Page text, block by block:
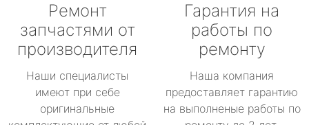
Ремонт
запчастями от
производителя
Наши специалисты
имеют при себе
оригинальные
Гарантия на
работы по
ремонту
Наша компания
предоставляет гарантию
на выполненые работы по